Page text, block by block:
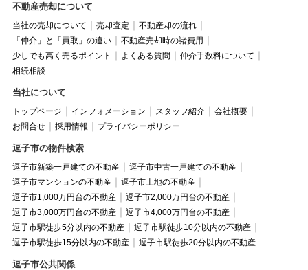
不動産売却について
当社の売却について 売却査定
不動産却の流れ
「仲介」と「買取」の違い
不動産売却時の諸費用
少しでも高く売るポイント
よくある質問
仲介手数料について
相続相談
当社について
トップページ インフォメーション スタッフ紹介
会社概要
お問合せ
採用情報 プライバシーポリシー
逗子市の物件検索
逗子市新築一戸建ての不動産
逗子市中古一戸建ての不動産
逗子市マンションの不動産
逗子市土地の不動産
逗子市1,000万円台の不動産
逗子市2,000万円台の不動産
逗子市3,000万円台の不動産
逗子市4,000万円台の不動産
逗子市駅徒歩5分以内の不動産
逗子市駅徒歩10分以内の不動産
逗子市駅徒歩15分以内の不動産
逗子市駅徒歩20分以内の不動産
逗子市公共関係